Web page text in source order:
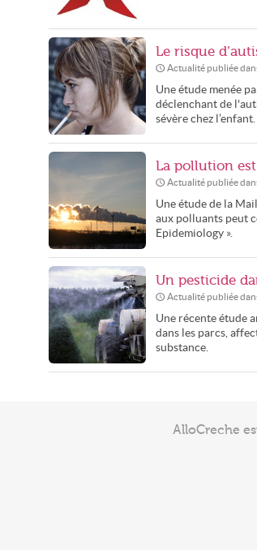
Le risque
Actualité publiée
Une étude menée
déclenchant de
sévère chez l’enfant.
La pollution
Actualité publiée
Une étude de la
aux polluants peut
Epidemiology ».
Un pesticide
Actualité publiée
Une récente étude
dans les parcs,
substance.
AlloCreche